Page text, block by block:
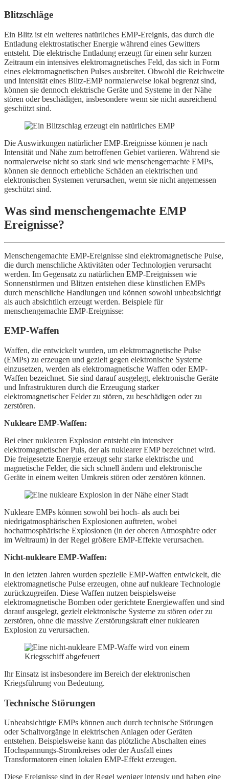
Blitzschläge
Ein Blitz ist ein weiteres natürliches EMP-Ereignis, das durch die
Entladung elektrostatischer Energie während eines Gewitters
entsteht. Die elektrische Entladung erzeugt für einen sehr kurzen
Zeitraum ein intensives elektromagnetisches Feld, das sich in Form
eines elektromagnetischen Pulses ausbreitet. Obwohl die Reichweite
und Intensität eines Blitz-EMP normalerweise lokal begrenzt sind,
können sie dennoch elektrische Geräte und Systeme in der Nähe
stören oder beschädigen, insbesondere wenn sie nicht ausreichend
geschützt sind.
Die Auswirkungen natürlicher EMP-Ereignisse können je nach
Intensität und Nähe zum betroffenen Gebiet variieren. Während sie
normalerweise nicht so stark sind wie menschengemachte EMPs,
können sie dennoch erhebliche Schäden an elektrischen und
elektronischen Systemen verursachen, wenn sie nicht angemessen
geschützt sind.
Was sind menschengemachte EMP
Ereignisse?
Menschengemachte EMP-Ereignisse sind elektromagnetische Pulse,
die durch menschliche Aktivitäten oder Technologien verursacht
werden. Im Gegensatz zu natürlichen EMP-Ereignissen wie
Sonnenstürmen und Blitzen entstehen diese künstlichen EMPs
durch menschliche Handlungen und können sowohl unbeabsichtigt
als auch absichtlich erzeugt werden. Beispiele für
menschengemachte EMP-Ereignisse:
EMP-Waffen
Waffen, die entwickelt wurden, um elektromagnetische Pulse
(EMPs) zu erzeugen und gezielt gegen elektronische Systeme
einzusetzen, werden als elektromagnetische Waffen oder EMP-
Waffen bezeichnet. Sie sind darauf ausgelegt, elektronische Geräte
und Infrastrukturen durch die Erzeugung starker
elektromagnetischer Felder zu stören, zu beschädigen oder zu
zerstören.
Nukleare EMP-Waffen:
Bei einer nuklearen Explosion entsteht ein intensiver
elektromagnetischer Puls, der als nuklearer EMP bezeichnet wird.
Die freigesetzte Energie erzeugt sehr starke elektrische und
magnetische Felder, die sich schnell ändern und elektronische
Geräte in einem weiten Umkreis stören oder zerstören können.
Nukleare EMPs können sowohl bei hoch- als auch bei
niedrigatmosphärischen Explosionen auftreten, wobei
hochatmosphärische Explosionen (in der oberen Atmosphäre oder
im Weltraum) in der Regel größere EMP-Effekte verursachen.
Nicht-nukleare EMP-Waffen:
In den letzten Jahren wurden spezielle EMP-Waffen entwickelt, die
elektromagnetische Pulse erzeugen, ohne auf nukleare Technologie
zurückzugreifen. Diese Waffen nutzen beispielsweise
elektromagnetische Bomben oder gerichtete Energiewaffen und sind
darauf ausgelegt, gezielt elektronische Systeme zu stören oder zu
zerstören, ohne die massive Zerstörungskraft einer nuklearen
Explosion zu verursachen.
Ihr Einsatz ist insbesondere im Bereich der elektronischen
Kriegsführung von Bedeutung.
Technische Störungen
Unbeabsichtigte EMPs können auch durch technische Störungen
oder Schaltvorgänge in elektrischen Anlagen oder Geräten
entstehen. Beispielsweise kann das plötzliche Abschalten eines
Hochspannungs-Stromkreises oder der Ausfall eines
Transformatoren einen lokalen EMP-Effekt erzeugen.
Diese Ereignisse sind in der Regel weniger intensiv und haben eine